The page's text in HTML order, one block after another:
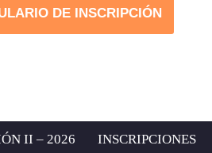
DE INSCRIPCIÓN
II – 2026
INSCRIPCIONES